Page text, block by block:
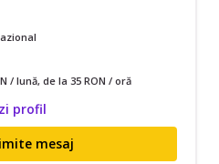
/ lună, de la 35 RON / oră
profil
mesaj